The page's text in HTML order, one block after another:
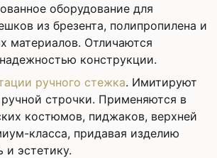
оборудование для
из брезента, полипропилена и
материалов. Отличаются
конструкции.
ручного стежка. Имитируют
строчки. Применяются в
костюмов, пиджаков, верхней
класса, придавая изделию
и эстетику.